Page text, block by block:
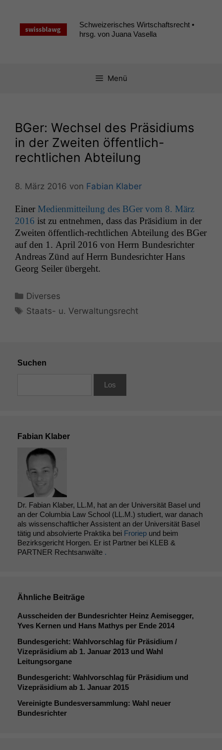
springen
Schweizerisches Wirtschaftsrecht •
hrsg. von Juana Vasella
Menü
BGer: Wechsel des Präsidiums
in der Zweiten öffentlich-
rechtlichen Abteilung
8. März 2016 von Fabian Klaber
Ein­er Medi­en­mit­teilung des BGer vom 8. März
2016 ist zu ent­nehmen, dass das Prä­sid­i­um in der
Zweit­en öffentlich-rechtlichen Abteilung des BGer
auf den 1. April 2016 von Her­rn Bun­desrichter
Andreas Zünd auf Her­rn Bun­desrichter Hans
Georg Seil­er übergeht.
Kategorien
Diverses
Schlagwörter
Staats- u. Verwaltungsrecht
Suchen
Fabian Klaber
Dr. Fabian Klaber, LL.M, hat an der Universität Basel und
an der Columbia Law School (LL.M.) studiert, war danach
als wissenschaftlicher Assistent an der Universität Basel
tätig und absolvierte Praktika bei Froriep und beim
Bezirksgericht Horgen. Er ist Partner bei KLEB &
PARTNER Rechtsanwälte .
Ähnliche Beiträge
Ausscheiden der Bundesrichter Heinz Aemisegger,
Yves Kernen und Hans Mathys per Ende 2014
Bundesgericht: Wahlvorschlag für Präsidium /
Vizepräsidium ab 1. Januar 2013 und Wahl
Leitungsorgane
Bundesgericht: Wahlvorschlag für Präsidium und
Vizepräsidium ab 1. Januar 2015
Vereinigte Bundesversammlung: Wahl neuer
Bundesrichter